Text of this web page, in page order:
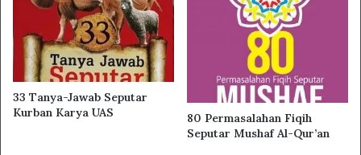
33 Tanya-Jawab Seputar
Kurban Karya UAS
80 Permasalahan Fiqih
Seputar Mushaf Al-Qur’an